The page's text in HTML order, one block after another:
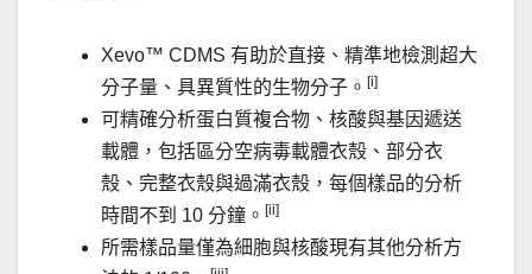
Xevo™ CDMS 有助於直接、精準地檢測超大
分子量、具異質性的生物分子。 [i]
可精確分析蛋白質複合物、核酸與基因遞送
載體，包括區分空病毒載體衣殼、部分衣
殼、完整衣殼與過滿衣殼，每個樣品的分析
時間不到 10 分鐘。 [ii]
所需樣品量僅為細胞與核酸現有其他分析方